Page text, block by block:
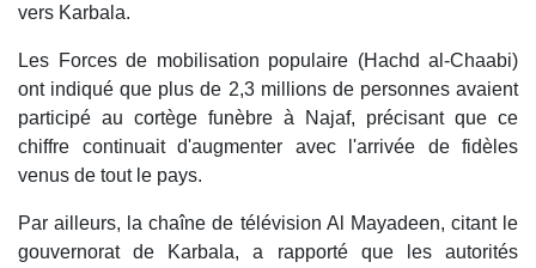
vers Karbala.
Les Forces de mobilisation populaire (Hachd al-Chaabi)
ont indiqué que plus de 2,3 millions de personnes avaient
participé au cortège funèbre à Najaf, précisant que ce
chiffre continuait d'augmenter avec l'arrivée de fidèles
venus de tout le pays.
Par ailleurs, la chaîne de télévision Al Mayadeen, citant le
gouvernorat de Karbala, a rapporté que les autorités